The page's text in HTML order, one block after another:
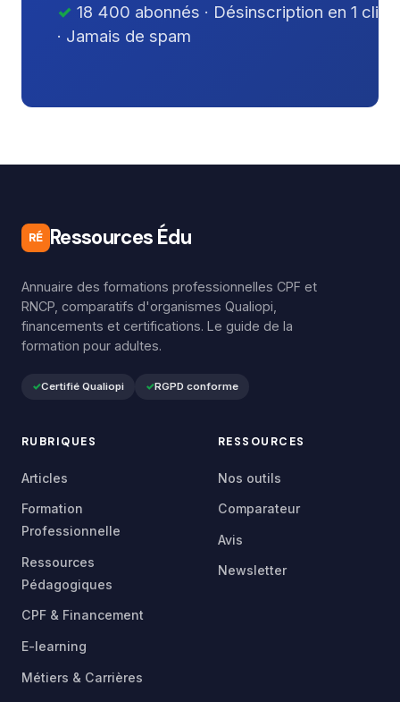
18 400 abonnés · Désinscription en 1 clic
· Jamais de spam
RÉ Ressources Édu
Annuaire des formations professionnelles CPF et
RNCP, comparatifs d'organismes Qualiopi,
financements et certifications. Le guide de la
formation pour adultes.
Certifié Qualiopi RGPD conforme
RUBRIQUES
Articles
Formation
Professionnelle
Ressources
Pédagogiques
CPF & Financement
E-learning
Métiers & Carrières
RESSOURCES
Nos outils
Comparateur
Avis
Newsletter